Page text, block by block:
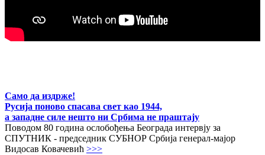
Само да издрже!
Русија поново спасава свет као 1944,
а западне силе нешто ни Србима не праштају
Поводом 80 година ослобођења Београда интервју за
СПУТНИК - председник СУБНОР Србија генерал-мајор
Видосав Ковачевић >>>